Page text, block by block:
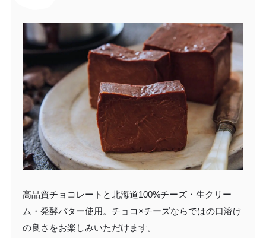
高品質チョコレートと北海道100%チーズ・生クリー
ム・発酵バター使用。チョコ×チーズならではの口溶け
の良さをお楽しみいただけます。